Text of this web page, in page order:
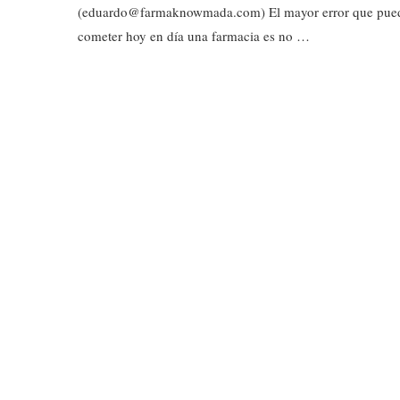
(eduardo@farmaknowmada.com) El mayor error que
cometer hoy en día una farmacia es no …